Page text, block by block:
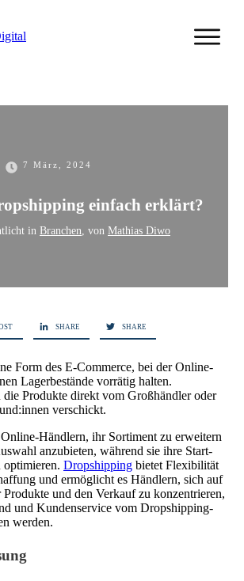
7 März, 2024
einfach erklärt?
in Branchen, von Mathias Diwo
SHARE SHARE
Form des E-Commerce, bei der Online-
Lagerbestände vorrätig halten.
die Produkte direkt vom Großhändler oder
verschickt.
Händlern, ihr Sortiment zu erweitern
anzubieten, während sie ihre Start-
optimieren. Dropshipping bietet Flexibilität
und ermöglicht es Händlern, sich auf
und den Verkauf zu konzentrieren,
und Kundenservice vom Dropshipping-
werden.